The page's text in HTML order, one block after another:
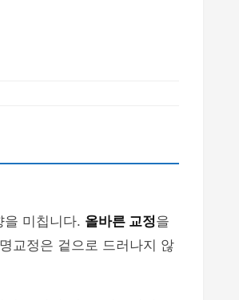
을 미칩니다. 올바른 교정을
교정은 겉으로 드러나지 않